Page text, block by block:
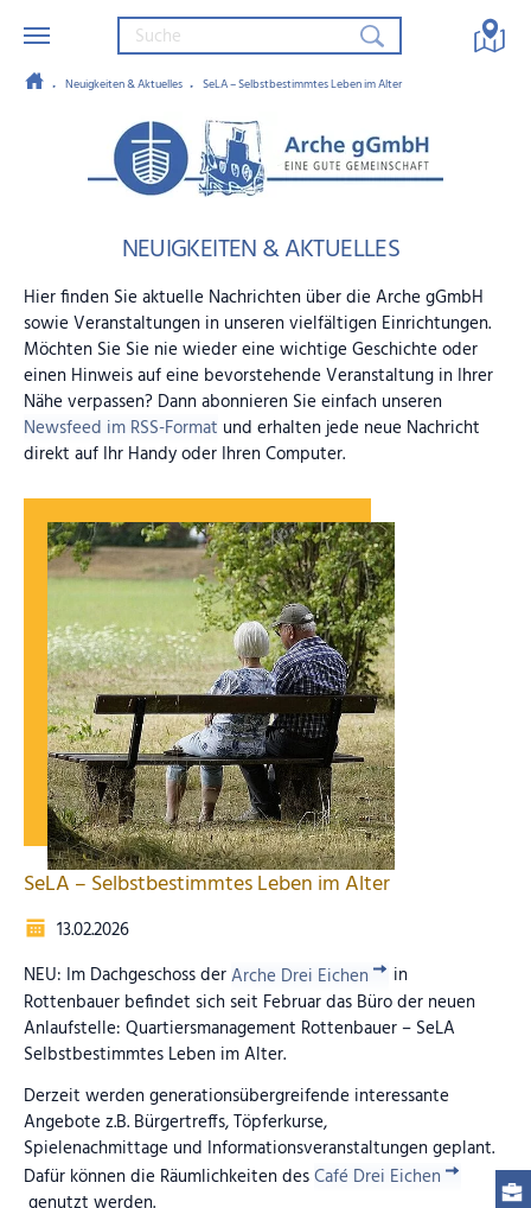
Neuigkeiten & Aktuelles SeLA – Selbstbestimmtes Leben im Alter
NEUIGKEITEN & AKTUELLES
Hier finden Sie aktuelle Nachrichten über die Arche gGmbH
sowie Veranstaltungen in unseren vielfältigen Einrichtungen.
Möchten Sie Sie nie wieder eine wichtige Geschichte oder
einen Hinweis auf eine bevorstehende Veranstaltung in Ihrer
Nähe verpassen? Dann abonnieren Sie einfach unseren
Newsfeed im RSS-Format und erhalten jede neue Nachricht
direkt auf Ihr Handy oder Ihren Computer.
SeLA – Selbstbestimmtes Leben im Alter
13.02.2026
NEU: Im Dachgeschoss derArche Drei Eichen
in
Rottenbauer befindet sich seit Februar das Büro der neuen
Anlaufstelle: Quartiersmanagement Rottenbauer – SeLA
Selbstbestimmtes Leben im Alter.
Derzeit werden generationsübergreifende interessante
Angebote z.B. Bürgertreffs, Töpferkurse,
Spielenachmittage und Informationsveranstaltungen geplant.
Dafür können die Räumlichkeiten desCafé Drei Eichen